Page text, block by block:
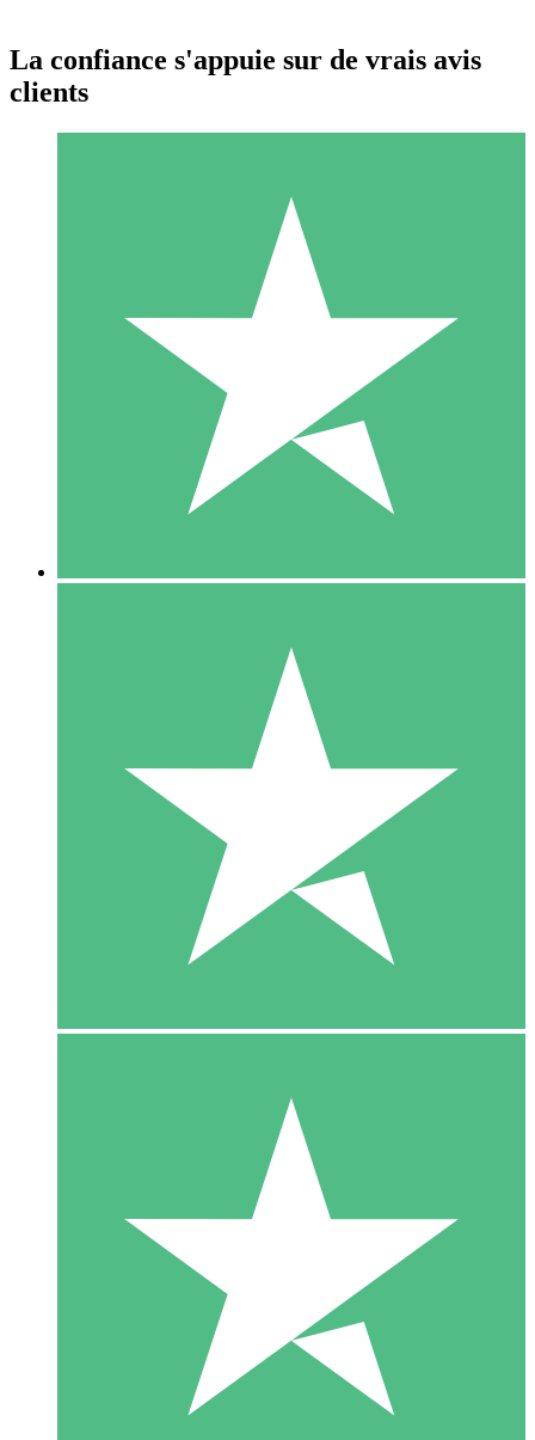
Packs de Crédits Individuels
Payez à l'utilisation avec des crédits de téléchargement. Sans
1 Téléchargement
10 00
10 Téléchargements
20 00
La confiance s'appuie sur de vrais avis
clients